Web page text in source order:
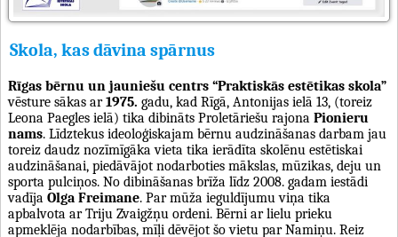
Skola, kas dāvina spārnus
Rīgas bērnu un jauniešu centrs “Praktiskās estētikas skola”
vēsture sākas ar1975. gadu, kad Rīgā, Antonijas ielā 13, (toreiz
Leona Paegles ielā) tika dibināts Proletāriešu rajona Pionieru
nams. Līdztekus ideoloģiskajam bērnu audzināšanas darbam jau
toreiz daudz nozīmīgāka vieta tika ierādīta skolēnu estētiskai
audzināšanai, piedāvājot nodarboties mākslas, mūzikas, deju un
sporta pulciņos. No dibināšanas brīža līdz 2008. gadam iestādi
vadīja Olga Freimane. Par mūža ieguldījumu viņa tika
apbalvota ar Triju Zvaigžņu ordeni. Bērni ar lielu prieku
apmeklēja nodarbības, mīļi dēvējot šo vietu par Namiņu. Reiz